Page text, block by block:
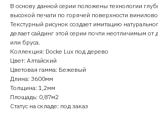
В основу данной серии положены технологии
высокой печати по горячей поверхности
Текстурный рисунок создает имитацию
делает сайдинг этой серии почти неотличимым от
или бруса.
Коллекция: Docke Lux под дерево
Цвет: Алтайский
Цветовая гамма: Бежевый
Длина: 3600мм
Толщина: 1,2мм
Площадь: 0,87м2
Статус на складе: под заказ